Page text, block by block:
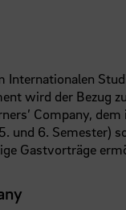
Internationalen
wird der Bezug
Company,
und 6. Semester)
Gastvorträge